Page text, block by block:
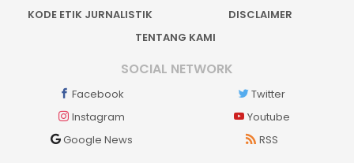
KODE ETIK JURNALISTIK
DISCLAIMER
TENTANG KAMI
SOCIAL NETWORK
Facebook
Twitter
Instagram
Youtube
Google News
RSS